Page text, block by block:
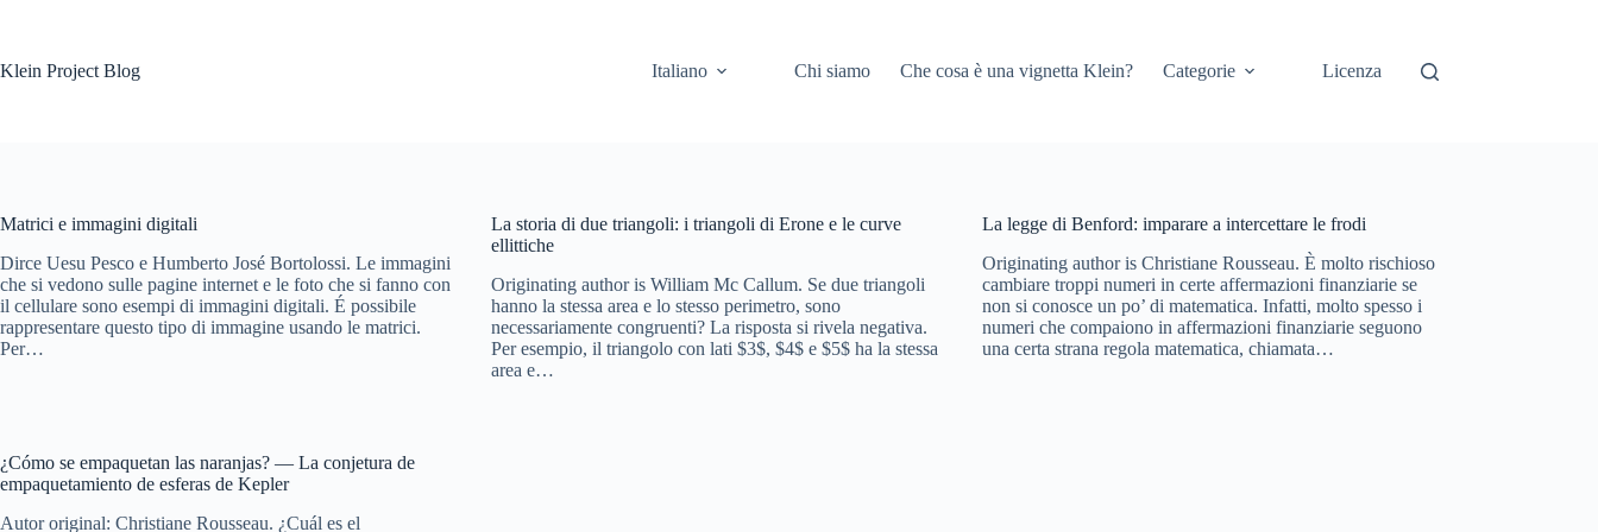
Klein Project Blog
Italiano Chi siamo Che cosa è una vignetta Klein? Categorie Licenza
Matrici e immagini digitali
Dirce Uesu Pesco e Humberto José Bortolossi. Le immagini
che si vedono sulle pagine internet e le foto che si fanno con
il cellulare sono esempi di immagini digitali. É possibile
rappresentare questo tipo di immagine usando le matrici.
Per…
La storia di due triangoli: i triangoli di Erone e le curve
ellittiche
Originating author is William Mc Callum. Se due triangoli
hanno la stessa area e lo stesso perimetro, sono
necessariamente congruenti? La risposta si rivela negativa.
Per esempio, il triangolo con lati $3$, $4$ e $5$ ha la stessa
area e…
La legge di Benford: imparare a intercettare le frodi
Originating author is Christiane Rousseau. È molto rischioso
cambiare troppi numeri in certe affermazioni finanziarie se
non si conosce un po’ di matematica. Infatti, molto spesso i
numeri che compaiono in affermazioni finanziarie seguono
una certa strana regola matematica, chiamata…
¿Cómo se empaquetan las naranjas? — La conjetura de
empaquetamiento de esferas de Kepler
Autor original: Christiane Rousseau. ¿Cuál es el